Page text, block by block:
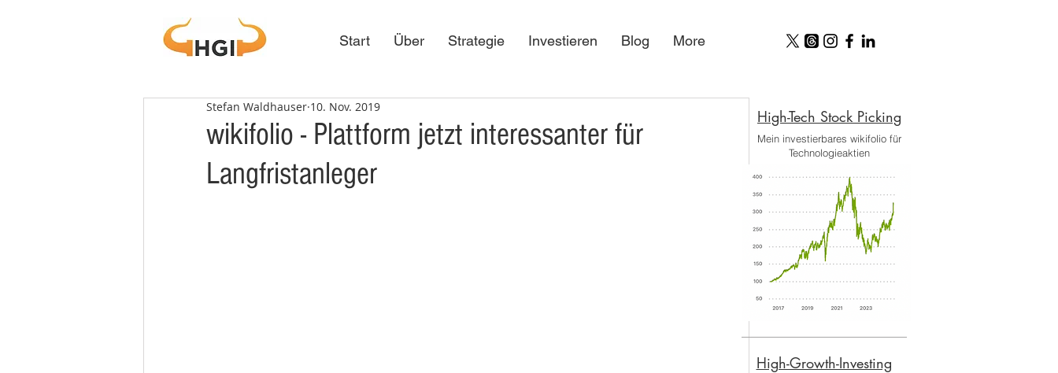
Start Über Strategie Investieren Blog More
wikifolio - Plattform jetzt interessanter für
Langfristanleger
Stefan Waldhauser 10. Nov. 2019
High-Tech Stock Picking​
Mein investierbares wikifolio für
Technologieaktien
High-Growth-Investing